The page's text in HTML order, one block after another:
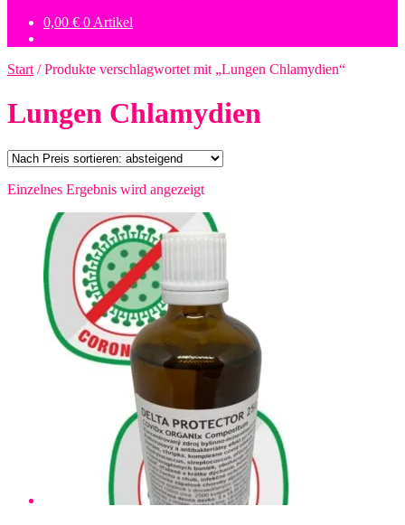
0,00 € 0 Artikel
Start /Produkte verschlagwortet mit „Lungen Chlamydien“
Lungen Chlamydien
Einzelnes Ergebnis wird angezeigt